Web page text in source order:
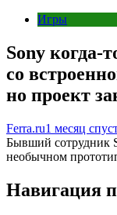
Игры
Sony когда-
со
но проект
Ferra.ru1 месяц
Бывший сотрудник
необычном
Навигация